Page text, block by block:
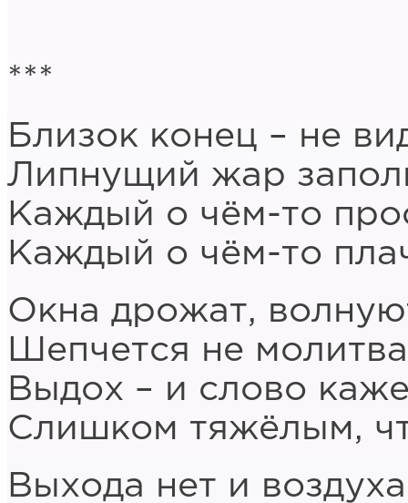
***
Близок конец – не
Липнущий жар
Каждый о чём-то
Каждый о чём-то
Окна дрожат,
Шепчется не
Выдох – и слово
Слишком тяжёлым,
Выхода нет и